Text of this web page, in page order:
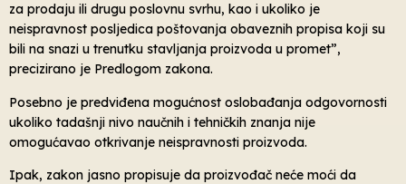
za prodaju ili drugu poslovnu svrhu, kao i ukoliko je
neispravnost posljedica poštovanja obaveznih propisa koji su
bili na snazi u trenutku stavljanja proizvoda u promet”,
precizirano je Predlogom zakona.
Posebno je predviđena mogućnost oslobađanja odgovornosti
ukoliko tadašnji nivo naučnih i tehničkih znanja nije
omogućavao otkrivanje neispravnosti proizvoda.
Ipak, zakon jasno propisuje da proizvođač neće moći da